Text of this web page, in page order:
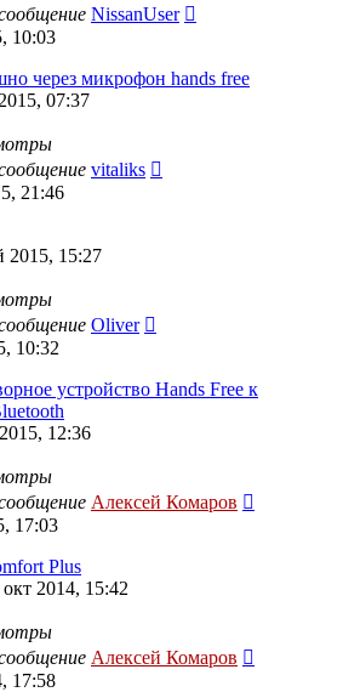
NissanUser
10:03
через микрофон hands free
07:37
vitaliks
21:46
2015, 15:27
Oliver
10:32
устройство Hands Free к
12:36
Алексей Комаров
17:03
Plus
окт 2014, 15:42
Алексей Комаров
17:58